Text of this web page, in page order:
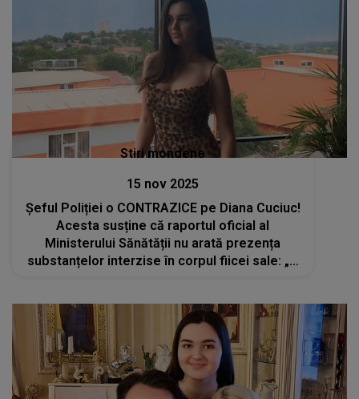
Stiri mondene
15 nov 2025
Șeful Poliției o CONTRAZICE pe Diana Cuciuc!
Acesta susține că raportul oficial al
Ministerului Sănătății nu arată prezența
substanțelor interzise în corpul fiicei sale: „A